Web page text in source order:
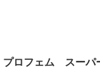
プロフェム スーパ